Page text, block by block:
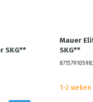
SKG**
Mauer
SKG**
1-2 weken